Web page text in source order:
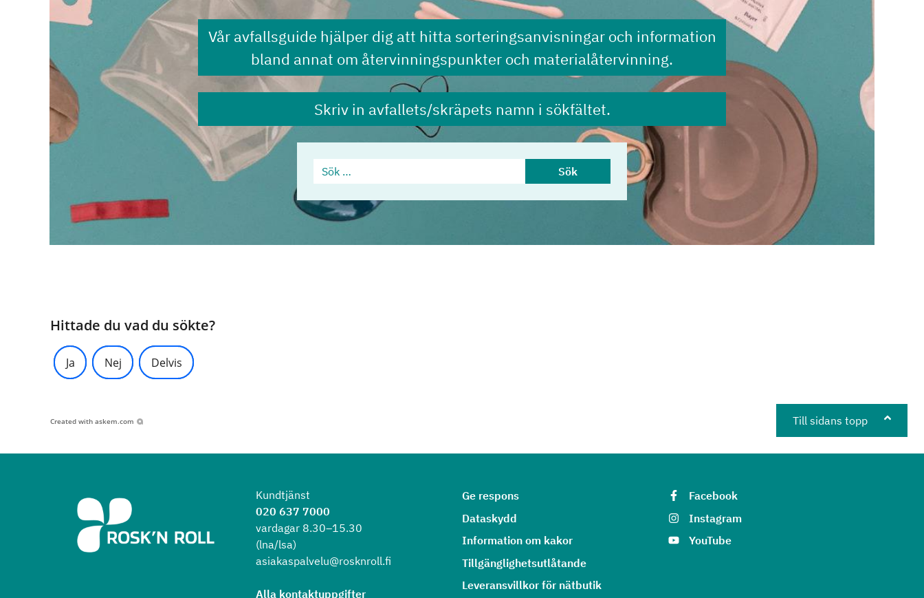
Vår avfallsguide hjälper dig att hitta sorteringsanvisningar och information
bland annat om återvinningspunkter och materialåtervinning.
Skriv in avfallets/skräpets namn i sökfältet.
Sök … Sök
Hittade du vad du sökte?
Ja Nej Delvis
Created with askem.com Till sidans topp
Kundtjänst
020 637 7000
vardagar 8.30–15.30
(lna/lsa)
asiakaspalvelu@rosknroll.fi
Alla kontaktuppgifter
Ge respons
Dataskydd
Information om kakor
Tillgänglighetsutlåtande
Leveransvillkor för nätbutik
Facebook
Instagram
YouTube